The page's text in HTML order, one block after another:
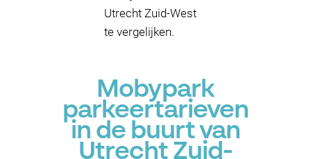
Utrecht Zuid-West
te vergelijken.
Mobypark
parkeertarieven
in de buurt van
Utrecht Zuid-